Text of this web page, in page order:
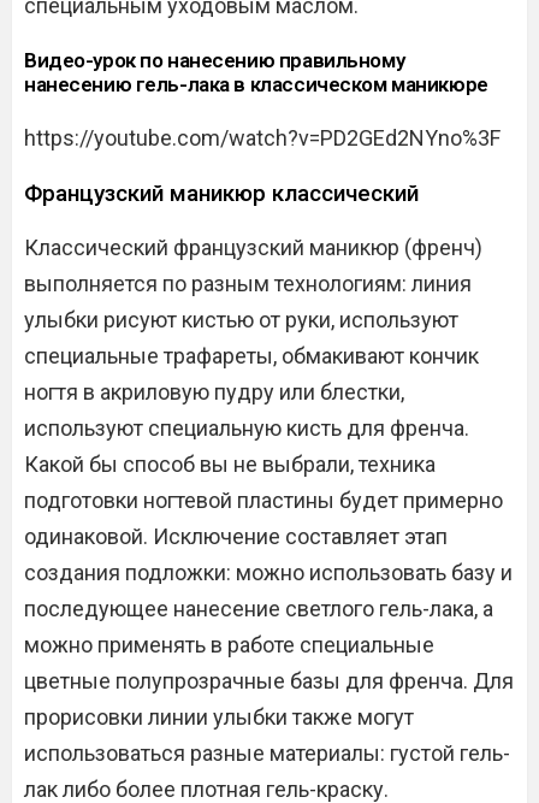
специальным уходовым маслом.
Видео-урок по нанесению правильному
нанесению гель-лака в классическом маникюре
https://youtube.com/watch?v=PD2GEd2NYno%3F
Французский маникюр классический
Классический французский маникюр (френч)
выполняется по разным технологиям: линия
улыбки рисуют кистью от руки, используют
специальные трафареты, обмакивают кончик
ногтя в акриловую пудру или блестки,
используют специальную кисть для френча.
Какой бы способ вы не выбрали, техника
подготовки ногтевой пластины будет примерно
одинаковой. Исключение составляет этап
создания подложки: можно использовать базу и
последующее нанесение светлого гель-лака, а
можно применять в работе специальные
цветные полупрозрачные базы для френча. Для
прорисовки линии улыбки также могут
использоваться разные материалы: густой гель-
лак либо более плотная гель-краску.